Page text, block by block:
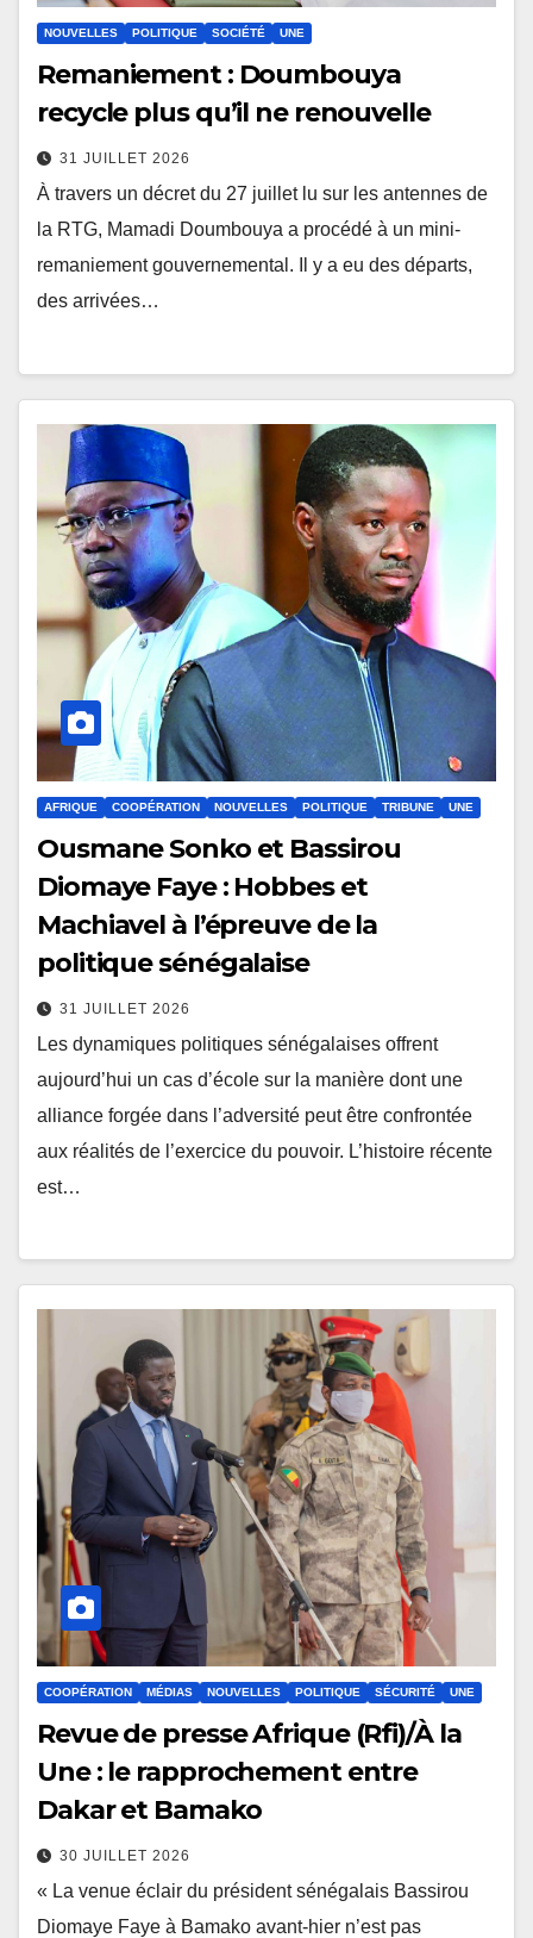
NOUVELLES POLITIQUE SOCIÉTÉ UNE
Remaniement : Doumbouya
recycle plus qu’il ne renouvelle
31 JUILLET 2026
À travers un décret du 27 juillet lu sur les antennes de
la RTG, Mamadi Doumbouya a procédé à un mini-
remaniement gouvernemental. Il y a eu des départs,
des arrivées…
AFRIQUE COOPÉRATION NOUVELLES POLITIQUE TRIBUNE UNE
Ousmane Sonko et Bassirou
Diomaye Faye : Hobbes et
Machiavel à l’épreuve de la
politique sénégalaise
31 JUILLET 2026
Les dynamiques politiques sénégalaises offrent
aujourd’hui un cas d’école sur la manière dont une
alliance forgée dans l’adversité peut être confrontée
aux réalités de l’exercice du pouvoir. L’histoire récente
est…
COOPÉRATION MÉDIAS NOUVELLES POLITIQUE SÉCURITÉ UNE
Revue de presse Afrique (Rfi)/À la
Une : le rapprochement entre
Dakar et Bamako
30 JUILLET 2026
« La venue éclair du président sénégalais Bassirou
Diomaye Faye à Bamako avant-hier n’est pas